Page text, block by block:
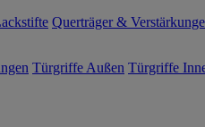
Querträger &
Türgriffe Außen Türgriffe